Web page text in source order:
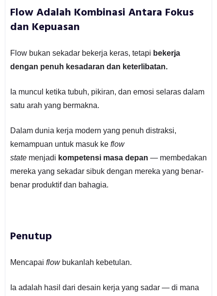
Flow Adalah Kombinasi Antara Fokus
dan Kepuasan
Flow bukan sekadar bekerja keras, tetapi bekerja
dengan penuh kesadaran dan keterlibatan.
Ia muncul ketika tubuh, pikiran, dan emosi selaras dalam
satu arah yang bermakna.
Dalam dunia kerja modern yang penuh distraksi,
kemampuan untuk masuk ke flow
statemenjadi kompetensi masa depan — membedakan
mereka yang sekadar sibuk dengan mereka yang benar-
benar produktif dan bahagia.
Penutup
Mencapai flowbukanlah kebetulan.
Ia adalah hasil dari desain kerja yang sadar — di mana